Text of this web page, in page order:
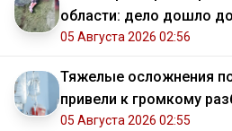
области: дело дошло
05 Августа 2026 02:56
Тяжелые осложнения
привели к громкому
05 Августа 2026 02:55